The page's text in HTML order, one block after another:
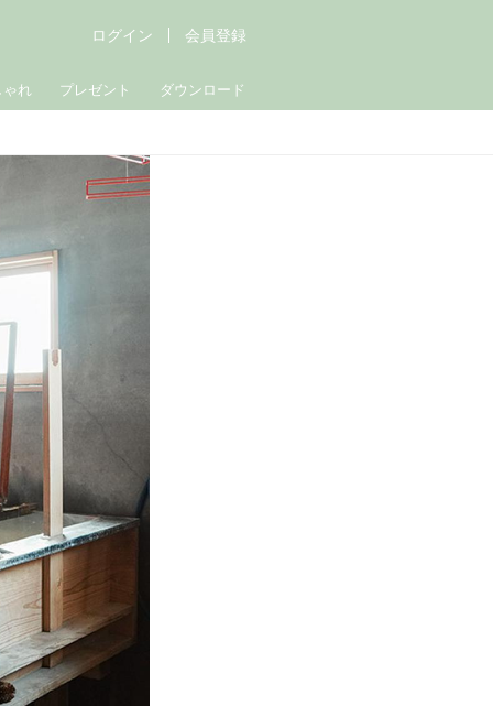
ゃれ プレゼント ダウンロード
ログイン 会員登録